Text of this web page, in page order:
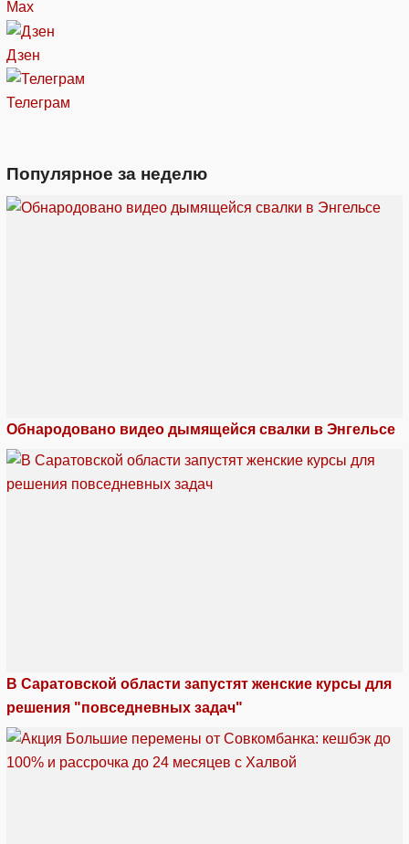
Max
Дзен
Телеграм
Популярное за неделю
Обнародовано видео дымящейся свалки в Энгельсе
В Саратовской области запустят женские курсы для
решения "повседневных задач"